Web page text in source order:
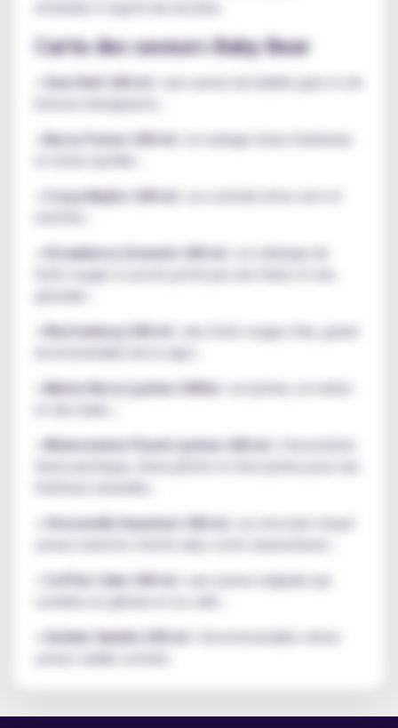
Carte des saveurs Baby Bear
• Gum Bull 100 ml :
une saveur de bubble gum et de
• Berry Fusion 100 ml :
le mariage d'une framboise
• Crazy Mojito 100 ml :
un cocktail citron vert et
• Strawberry Granate 100 ml :
un mélange de
• Red Iceberg 100 ml :
des fruits rouges frais, grand
incontournable de la vape ;
• Melon Berry Lychee 100ml :
un lychee, un melon
• Watermelon Peach Lychee 100 ml :
l'association
• Chocomilk Hazelnut 100 ml :
un chocolat chaud
• Coffee Cake 100 ml :
une saveur originale qui
• Golden Vanilla 100 ml :
l'incontournable crème